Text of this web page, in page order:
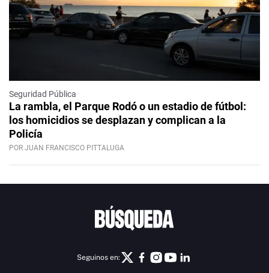
Seguridad Pública
La rambla, el Parque Rodó o un estadio de fútbol:
los homicidios se desplazan y complican a la
Policía
POR JUAN FRANCISCO PITTALUGA
Seguinos en: